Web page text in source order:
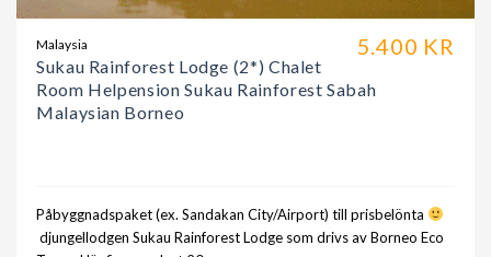
5.400 KR
Malaysia
Sukau Rainforest Lodge (2*) Chalet
Room Helpension Sukau Rainforest Sabah
Malaysian Borneo
Påbyggnadspaket (ex. Sandakan City/Airport) till prisbelönta
djungellodgen Sukau Rainforest Lodge som drivs av Borneo Eco